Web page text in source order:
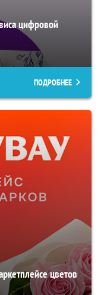
цифровой
ПОДРОБНЕЕ
цветов